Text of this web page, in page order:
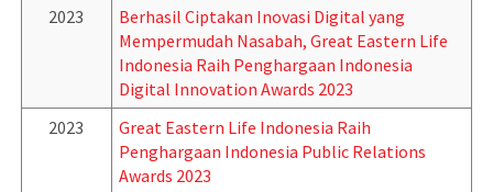
2023
Berhasil Ciptakan Inovasi Digital yang
Mempermudah Nasabah, Great Eastern Life
Indonesia Raih Penghargaan Indonesia
Digital Innovation Awards 2023
2023
Great Eastern Life Indonesia Raih
Penghargaan Indonesia Public Relations
Awards 2023